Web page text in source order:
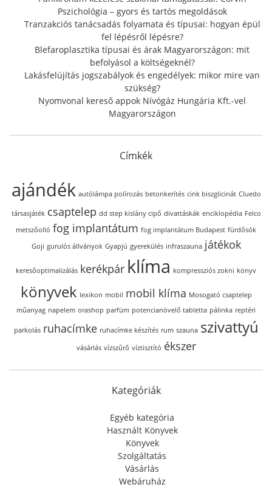
:
Pszichológia – gyors és tartós megoldások
Tranzakciós tanácsadás folyamata és típusai: hogyan épül
fel lépésről lépésre?
Blefaroplasztika típusai és árak Magyarországon: mit
befolyásol a költségeknél?
Lakásfelújítás jogszabályok és engedélyek: mikor mire van
szükség?
Nyomvonal kereső appok Nívógáz Hungária Kft.-vel
Magyarországon
Címkék
ajándék autólámpa polírozás betonkerítés cink biszglicinát Cluedo
társasjáték csaptelep dd step kislány cipő divattáskák enciklopédia Felco
metszőolló fog implantátum fog implantátum Budapest fürdősók
Goji gurulós állványok Gyapjú gyerekülés infraszauna játékok
keresőoptimalizálás kerékpár klíma kompressziós zokni könyv
könyvek lexikon mobil mobil klíma Mosogató csaptelep
műanyag napelem orashop parfüm potencianövelő tabletta pálinka reptéri
parkolás ruhacímke ruhacímke készítés rum szauna szivattyú
vásárlás vízszűrő víztisztító ékszer
Kategóriák
Egyéb kategória
Használt Könyvek
Könyvek
Szolgáltatás
Vásárlás
Webáruház